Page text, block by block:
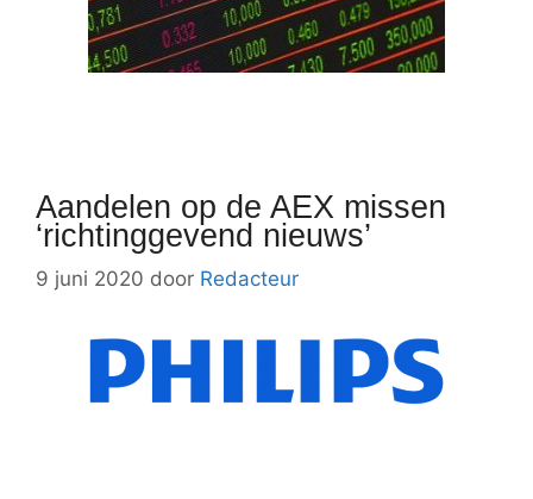
Aandelen op de AEX missen
‘richtinggevend nieuws’
9 juni 2020 door Redacteur